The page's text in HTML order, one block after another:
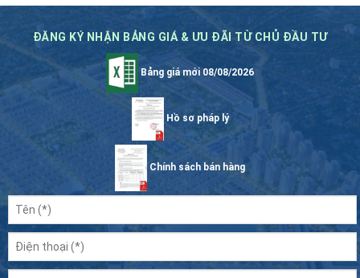
ĐĂNG KÝ NHẬN BẢNG GIÁ & ƯU ĐÃI TỪ CHỦ ĐẦU TƯ
Bảng giá mới 08/08/2026
Hồ sơ pháp lý
Chính sách bán hàng